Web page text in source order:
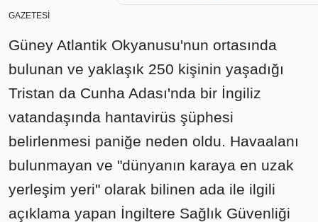
GAZETESİ
Güney Atlantik Okyanusu'nun ortasında
bulunan ve yaklaşık 250 kişinin yaşadığı
Tristan da Cunha Adası'nda bir İngiliz
vatandaşında hantavirüs şüphesi
belirlenmesi paniğe neden oldu. Havaalanı
bulunmayan ve "dünyanın karaya en uzak
yerleşim yeri" olarak bilinen ada ile ilgili
açıklama yapan İngiltere Sağlık Güvenliği